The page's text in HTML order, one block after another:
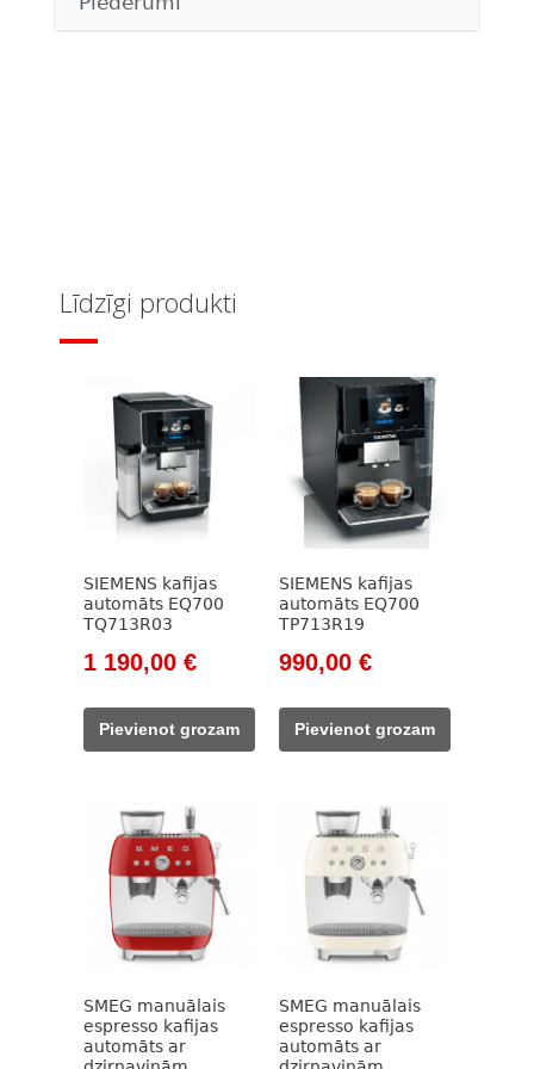
Līdzīgi produkti
SIEMENS kafijas
automāts EQ700
TQ713R03
Original
was:
1
1 190,00 €Current
Pievienot grozam
SIEMENS kafijas
automāts EQ700
TP713R19
Original
was:
1
990,00 €Current
990,00 €.
Pievienot grozam
SMEG manuālais
espresso kafijas
automāts ar
SMEG manuālais
espresso kafijas
automāts ar